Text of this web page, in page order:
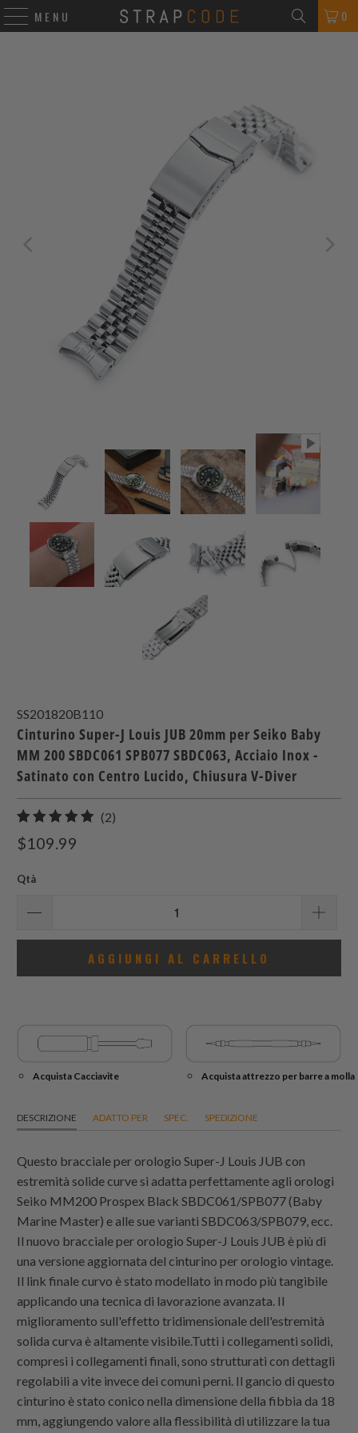
MENU 0
SS201820B110
Cinturino Super-J Louis JUB 20mm per Seiko Baby
MM 200 SBDC061 SPB077 SBDC063, Acciaio Inox -
Satinato con Centro Lucido, Chiusura V-Diver
(2)
$109.99
Qtà
AGGIUNGI AL CARRELLO
Acquista Cacciavite Acquista attrezzo per barre a molla
DESCRIZIONE ADATTO PER SPEC. SPEDIZIONE
Questo bracciale per orologio Super-J Louis JUB con
estremità solide curve si adatta perfettamente agli orologi
Seiko MM200 Prospex Black SBDC061/SPB077 (Baby
Marine Master) e alle sue varianti SBDC063/SPB079, ecc.
Il nuovo bracciale per orologio Super-J Louis JUB è più di
una versione aggiornata del cinturino per orologio vintage.
Il link finale curvo è stato modellato in modo più tangibile
applicando una tecnica di lavorazione avanzata. Il
miglioramento sull'effetto tridimensionale dell'estremità
solida curva è altamente visibile.Tutti i collegamenti solidi,
compresi i collegamenti finali, sono strutturati con dettagli
regolabili a vite invece dei comuni perni. Il gancio di questo
cinturino è stato conico nella dimensione della fibbia da 18
mm, aggiungendo valore alla flessibilità di utilizzare la tua